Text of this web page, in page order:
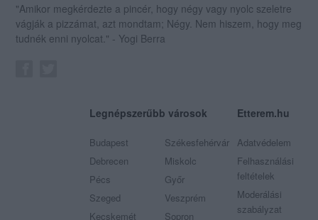
"Amikor megkérdezte a pincér, hogy négy vagy nyolc szeletre
vágják a pizzámat, azt mondtam; Négy. Nem hiszem, hogy meg
tudnék enni nyolcat." - Yogi Berra
Legnépszerűbb városok
Budapest
Debrecen
Pécs
Szeged
Kecskemét
Székesfehérvár
Miskolc
Győr
Veszprém
Sopron
Etterem.hu
Adatvédelem
Felhasználási
feltételek
Moderálási
szabályzat